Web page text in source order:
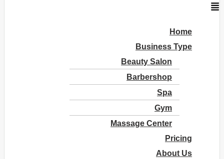
Home
Business Type
Beauty Salon
Barbershop
Spa
Gym
Massage Center
Pricing
About Us